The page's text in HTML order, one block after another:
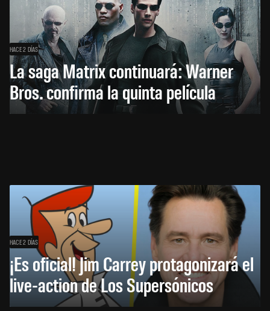
HACE 2 DÍAS
La saga Matrix continuará: Warner
Bros. confirma la quinta película
HACE 2 DÍAS
¡Es oficial! Jim Carrey protagonizará el
live-action de Los Supersónicos